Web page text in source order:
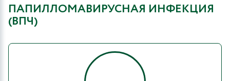
ПАПИЛЛОМАВИРУСНАЯ ИНФЕКЦИЯ
(ВПЧ)